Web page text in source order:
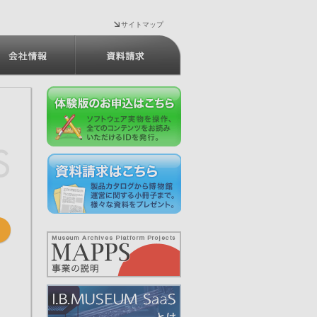
サイトマップ